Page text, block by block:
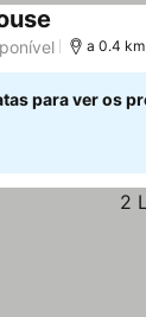
a 0.4
para ver os